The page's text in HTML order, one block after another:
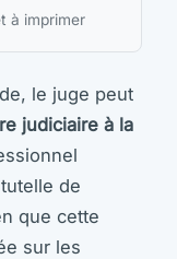
à imprimer
le juge peut
judiciaire à la
de
que cette
sur les